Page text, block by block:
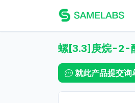
螺[3.3]庚烷-2-
就此产品提交询